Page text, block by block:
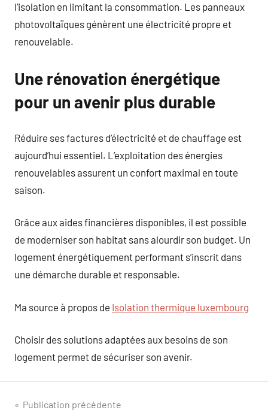
l’isolation en limitant la consommation. Les panneaux
photovoltaïques génèrent une électricité propre et
renouvelable.
Une rénovation énergétique
pour un avenir plus durable
Réduire ses factures d’électricité et de chauffage est
aujourd’hui essentiel. L’exploitation des énergies
renouvelables assurent un confort maximal en toute
saison.
Grâce aux aides financières disponibles, il est possible
de moderniser son habitat sans alourdir son budget. Un
logement énergétiquement performant s’inscrit dans
une démarche durable et responsable.
Ma source à propos de Isolation thermique luxembourg
Choisir des solutions adaptées aux besoins de son
logement permet de sécuriser son avenir.
Navigation
Publication précédente